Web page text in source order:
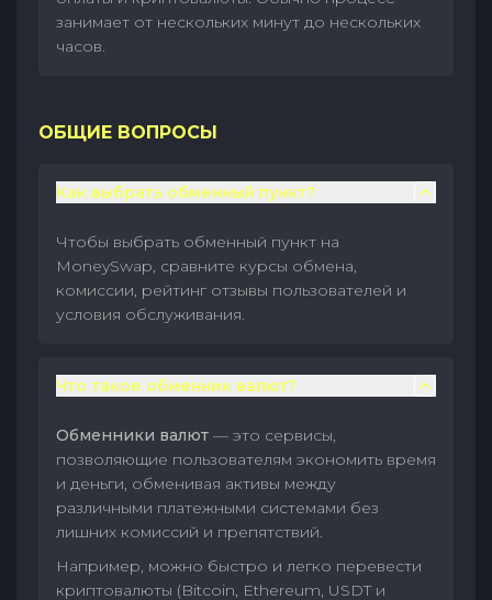
занимает от нескольких минут до нескольких
часов.
ОБЩИЕ ВОПРОСЫ
Как выбрать обменный пункт?
Чтобы выбрать обменный пункт на
MoneySwap, сравните курсы обмена,
комиссии, рейтинг отзывы пользователей и
условия обслуживания.
Что такое обменник валют?
Обменники валют — это сервисы,
позволяющие пользователям экономить время
и деньги, обменивая активы между
различными платежными системами без
лишних комиссий и препятствий.
Например, можно быстро и легко перевести
криптовалюты (Bitcoin, Ethereum, USDT и